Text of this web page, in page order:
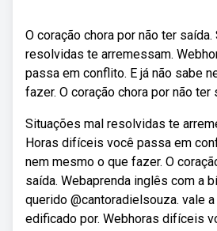
O coração chora por não ter
resolvidas te arremessam.
passa em conflito. E já não sabe
fazer. O coração chora por não ter
Situações mal resolvidas te
Horas difíceis você passa em
nem mesmo o que fazer. O
saída. Webaprenda inglês com a
querido @cantoradielsouza. vale
edificado por. Webhoras difíceis